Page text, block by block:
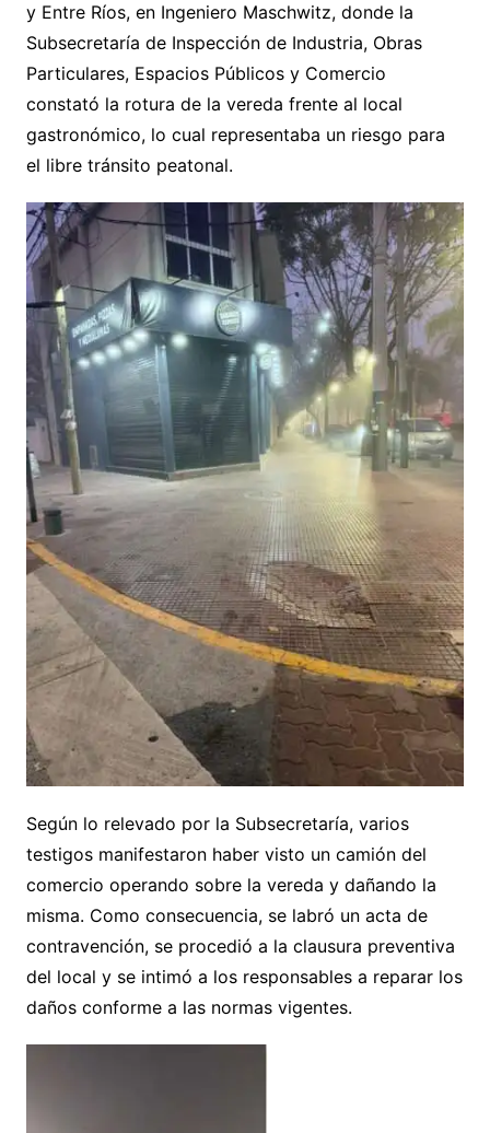
y Entre Ríos, en Ingeniero Maschwitz, donde la
Subsecretaría de Inspección de Industria, Obras
Particulares, Espacios Públicos y Comercio
constató la rotura de la vereda frente al local
gastronómico, lo cual representaba un riesgo para
el libre tránsito peatonal.
Según lo relevado por la Subsecretaría, varios
testigos manifestaron haber visto un camión del
comercio operando sobre la vereda y dañando la
misma. Como consecuencia, se labró un acta de
contravención, se procedió a la clausura preventiva
del local y se intimó a los responsables a reparar los
daños conforme a las normas vigentes.